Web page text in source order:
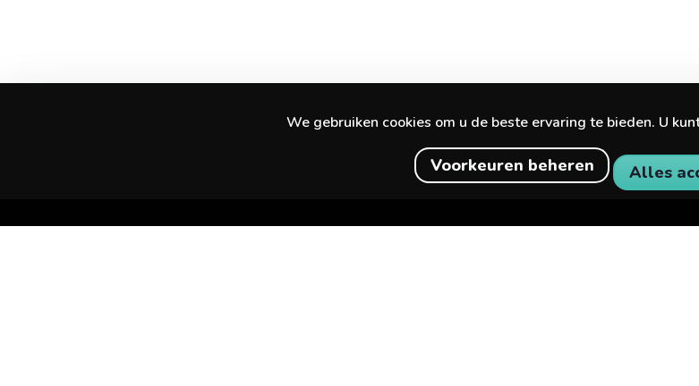
We gebruiken cookies om u de beste ervaring te bieden. U
Voorkeuren beheren Alles